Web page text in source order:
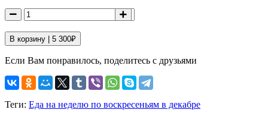
В корзину | 5 300₽
Если Вам понравилось, поделитесь с друзьями
Теги: Еда на неделю по воскресеньям в декабре